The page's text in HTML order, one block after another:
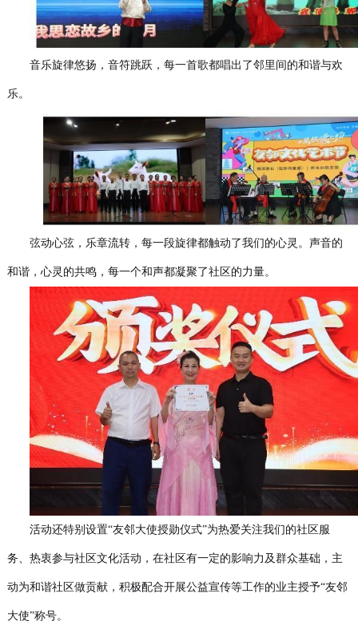
音乐旋律悠扬，音符跳跃，每一首歌都唱出了邻里间的和谐与欢
乐。
弦动心弦，乐章流转，每一段旋律都触动了我们的心灵。声音的
和谐，心灵的共鸣，每一个和声都凝聚了社区的力量。
活动还特别设置“友邻大使授勋仪式”为热爱关注我们的社区服
务、热衷参与社区文化活动，在社区有一定的影响力及群众基础，主
动为和谐社区做贡献，积极配合开展公益宣传等工作的业主授予“友邻
大使”称号。